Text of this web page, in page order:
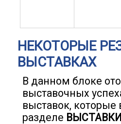
НЕКОТОРЫЕ
ВЫСТАВКАХ
В данном блоке
выставочных
выставок,
разделе ВЫСТАВКИ